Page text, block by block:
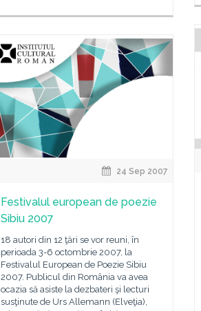
24 Sep 2007
Festivalul european de poezie
Sibiu 2007
18 autori din 12 ţări se vor reuni, în
perioada 3-6 octombrie 2007, la
Festivalul European de Poezie Sibiu
2007. Publicul din România va avea
ocazia să asiste la dezbateri şi lecturi
susţinute de Urs Allemann (Elveţia),